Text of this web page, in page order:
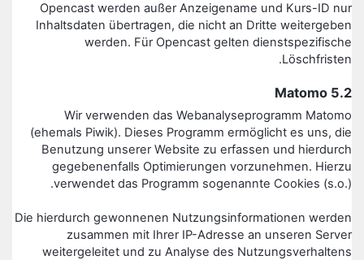
Opencast werden außer Anzeigename und Kurs-ID nur
Inhaltsdaten übertragen, die nicht an Dritte weitergeben
werden. Für Opencast gelten dienstspezifische
Löschfristen.
5.2 Matomo
Wir verwenden das Webanalyseprogramm Matomo
(ehemals Piwik). Dieses Programm ermöglicht es uns, die
Benutzung unserer Website zu erfassen und hierdurch
gegebenenfalls Optimierungen vorzunehmen. Hierzu
verwendet das Programm sogenannte Cookies (s.o.).
Die hierdurch gewonnenen Nutzungsinformationen werden
zusammen mit Ihrer IP-Adresse an unseren Server
weitergeleitet und zu Analyse des Nutzungsverhaltens